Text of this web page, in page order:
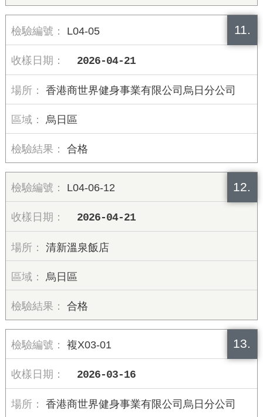
11.
L04-05
2026-04-21
香港商世界健身事業有限公司烏日分公司
烏日區
合格
12.
L04-06-12
2026-04-21
清新溫泉飯店
烏日區
合格
13.
複X03-01
2026-03-16
香港商世界健身事業有限公司烏日分公司